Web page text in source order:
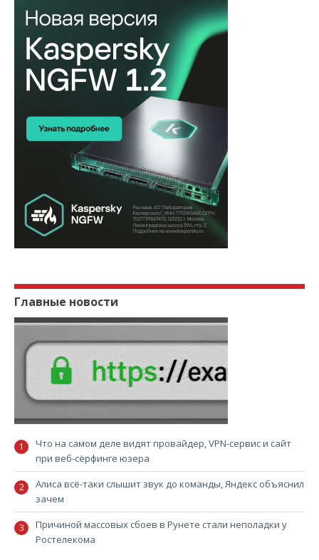
Главные новости
Что на самом деле видят провайдер, VPN-сервис и сайт
при веб-сёрфинге юзера
Алиса всё-таки слышит звук до команды, Яндекс объяснил
зачем
Причиной массовых сбоев в Рунете стали неполадки у
Ростелекома